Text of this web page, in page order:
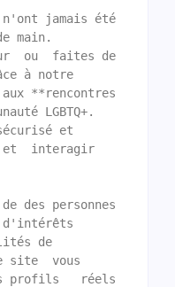
n'ont jamais été
main.
ou  faites de
à notre
**rencontres
LGBTQ+.
et
et  interagir
d'intérêts
de
site  vous
profils   réels